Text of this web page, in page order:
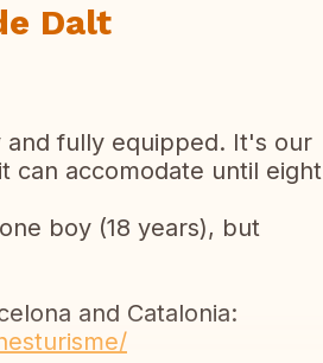
Dalt
fully equipped. It's our
can accomodate until eight
boy (18 years), but
and Catalonia: